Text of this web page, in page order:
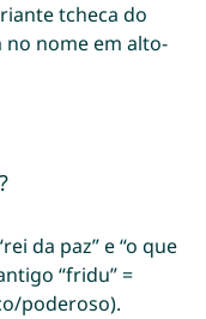
tcheca do
nome em alto-
da paz” e “o que
“fridu” =
poderoso).